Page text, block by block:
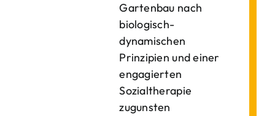
Gartenbau nach
biologisch-
dynamischen
Prinzipien und einer
engagierten
Sozialtherapie
zugunsten